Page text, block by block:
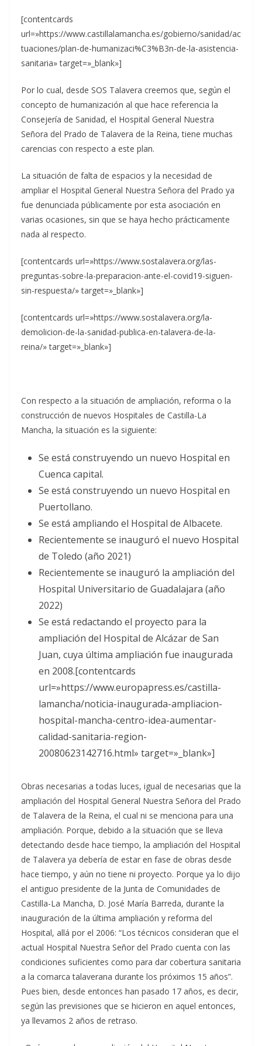
[contentcards
url=»https://www.castillalamancha.es/gobierno/sanidad/ac
tuaciones/plan-de-humanizaci%C3%B3n-de-la-asistencia-
sanitaria» target=»_blank»]
Por lo cual, desde SOS Talavera creemos que, según el
concepto de humanización al que hace referencia la
Consejería de Sanidad, el Hospital General Nuestra
Señora del Prado de Talavera de la Reina, tiene muchas
carencias con respecto a este plan.
La situación de falta de espacios y la necesidad de
ampliar el Hospital General Nuestra Señora del Prado ya
fue denunciada públicamente por esta asociación en
varias ocasiones, sin que se haya hecho prácticamente
nada al respecto.
[contentcards url=»https://www.sostalavera.org/las-
preguntas-sobre-la-preparacion-ante-el-covid19-siguen-
sin-respuesta/» target=»_blank»]
[contentcards url=»https://www.sostalavera.org/la-
demolicion-de-la-sanidad-publica-en-talavera-de-la-
reina/» target=»_blank»]
Con respecto a la situación de ampliación, reforma o la
construcción de nuevos Hospitales de Castilla-La
Mancha, la situación es la siguiente:
Se está construyendo un nuevo Hospital en
Cuenca capital.
Se está construyendo un nuevo Hospital en
Puertollano.
Se está ampliando el Hospital de Albacete.
Recientemente se inauguró el nuevo Hospital
de Toledo (año 2021)
Recientemente se inauguró la ampliación del
Hospital Universitario de Guadalajara (año
2022)
Se está redactando el proyecto para la
ampliación del Hospital de Alcázar de San
Juan, cuya última ampliación fue inaugurada
en 2008.[contentcards
url=»https://www.europapress.es/castilla-
lamancha/noticia-inaugurada-ampliacion-
hospital-mancha-centro-idea-aumentar-
calidad-sanitaria-region-
20080623142716.html» target=»_blank»]
Obras necesarias a todas luces, igual de necesarias que la
ampliación del Hospital General Nuestra Señora del Prado
de Talavera de la Reina, el cual ni se menciona para una
ampliación. Porque, debido a la situación que se lleva
detectando desde hace tiempo, la ampliación del Hospital
de Talavera ya debería de estar en fase de obras desde
hace tiempo, y aún no tiene ni proyecto. Porque ya lo dijo
el antiguo presidente de la Junta de Comunidades de
Castilla-La Mancha, D. José María Barreda, durante la
inauguración de la última ampliación y reforma del
Hospital, allá por el 2006: “Los técnicos consideran que el
actual Hospital Nuestra Señor del Prado cuenta con las
condiciones suficientes como para dar cobertura sanitaria
a la comarca talaverana durante los próximos 15 años”.
Pues bien, desde entonces han pasado 17 años, es decir,
según las previsiones que se hicieron en aquel entonces,
ya llevamos 2 años de retraso.